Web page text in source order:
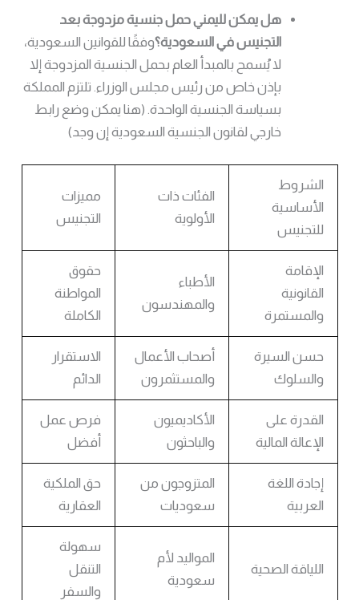
هل يمكن لليمني حمل جنسية مزدوجة بعد
التجنيس في السعودية؟وفقًا للقوانين السعودية،
لا يُسمح بالمبدأ العام بحمل الجنسية المزدوجة إلا
بإذن خاص من رئيس مجلس الوزراء. تلتزم المملكة
بسياسة الجنسية الواحدة. (هنا يمكن وضع رابط
خارجي لقانون الجنسية السعودية إن وجد)
الشروط
الأساسية
للتجنيس
الفئات ذات
الأولوية
مميزات
التجنيس
الإقامة
القانونية
والمستمرة
الأطباء
والمهندسون
حقوق
المواطنة
الكاملة
حسن السيرة
والسلوك
أصحاب الأعمال
والمستثمرون
الاستقرار
الدائم
القدرة على
الإعالة المالية
الأكاديميون
والباحثون
فرص عمل
أفضل
إجادة اللغة
العربية
المتزوجون من
سعوديات
حق الملكية
العقارية
اللياقة الصحية
المواليد لأم
سعودية
سهولة
التنقل
والسفر